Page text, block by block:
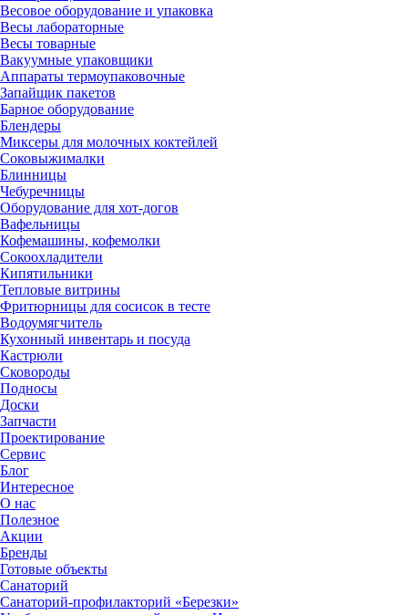
Весовое оборудование и упаковка
Весы лабораторные
Весы товарные
Вакуумные упаковщики
Аппараты термоупаковочные
Запайщик пакетов
Барное оборудование
Блендеры
Миксеры для молочных коктейлей
Соковыжималки
Блинницы
Чебуречницы
Оборудование для хот-догов
Вафельницы
Кофемашины, кофемолки
Сокоохладители
Кипятильники
Тепловые витрины
Фритюрницы для сосисок в тесте
Водоумягчитель
Кухонный инвентарь и посуда
Кастрюли
Сковороды
Подносы
Доски
Запчасти
Проектирование
Сервис
Блог
Интересное
О нас
Полезное
Акции
Бренды
Готовые объекты
Санаторий
Санаторий-профилакторий «Березки»